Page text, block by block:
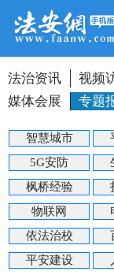
法治资讯 视频
媒体会展
专题
智慧城市
5G安防
枫桥经验
物联网
依法治校
平安建设